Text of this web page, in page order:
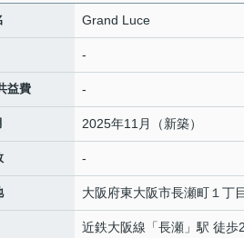
Grand Luce
-
益費 -
2025年11月（新築）
-
大阪府東大阪市長瀬町 １丁目
近鉄大阪線 「長瀬 」駅 徒歩